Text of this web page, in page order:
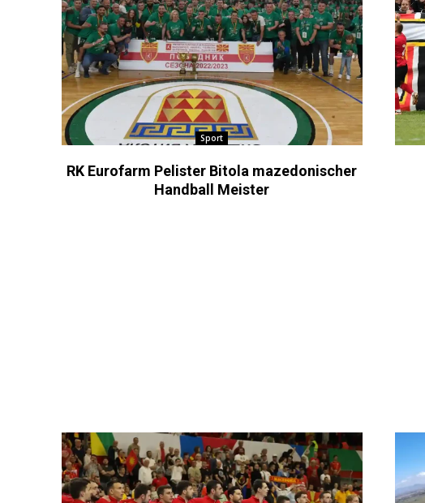
Sport
RK Eurofarm Pelister Bitola mazedonischer
Handball Meister